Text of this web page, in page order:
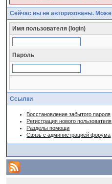
Сейчас вы не авторизованы.
Имя пользователя (login)
Пароль
Ссылки
Восстановление забытого пароля
Регистрация нового пользователя
Разделы помощи
Связь с администрацией форума